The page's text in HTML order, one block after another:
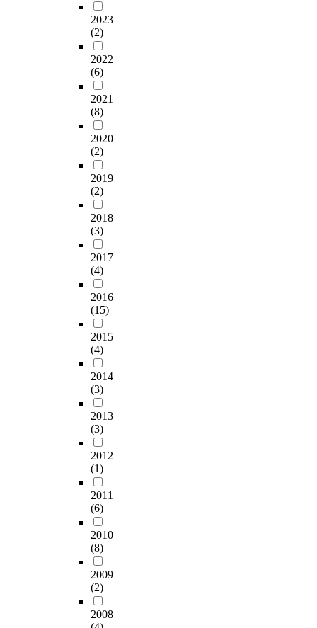
2023
(2)
2022
(6)
2021
(8)
2020
(2)
2019
(2)
2018
(3)
2017
(4)
2016
(15)
2015
(4)
2014
(3)
2013
(3)
2012
(1)
2011
(6)
2010
(8)
2009
(2)
2008